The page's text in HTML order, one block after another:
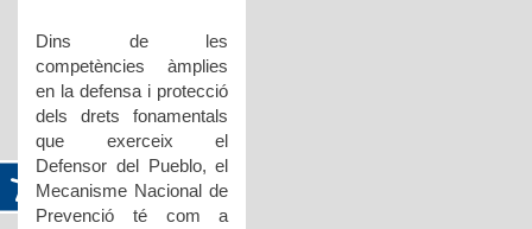
Dins de les
competències àmplies
en la defensa i protecció
dels drets fonamentals
que exerceix el
Defensor del Pueblo, el
Mecanisme Nacional de
Prevenció té com a